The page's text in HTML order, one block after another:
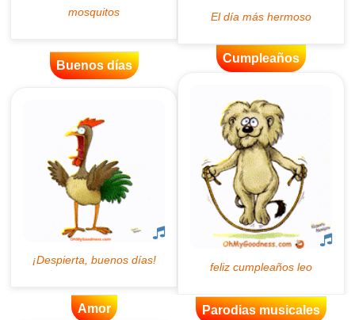
Buenos días
Cumpleaños
Amor Parodias musicales